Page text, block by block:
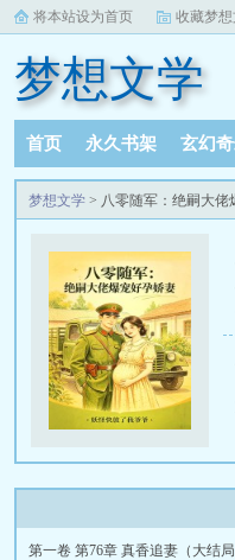
将本站设为首页 收藏梦
梦想文学
首页 永久书架 玄幻
梦想文学 > 八零随军：绝嗣大佬
第一卷 第76章 真香追妻（大结局